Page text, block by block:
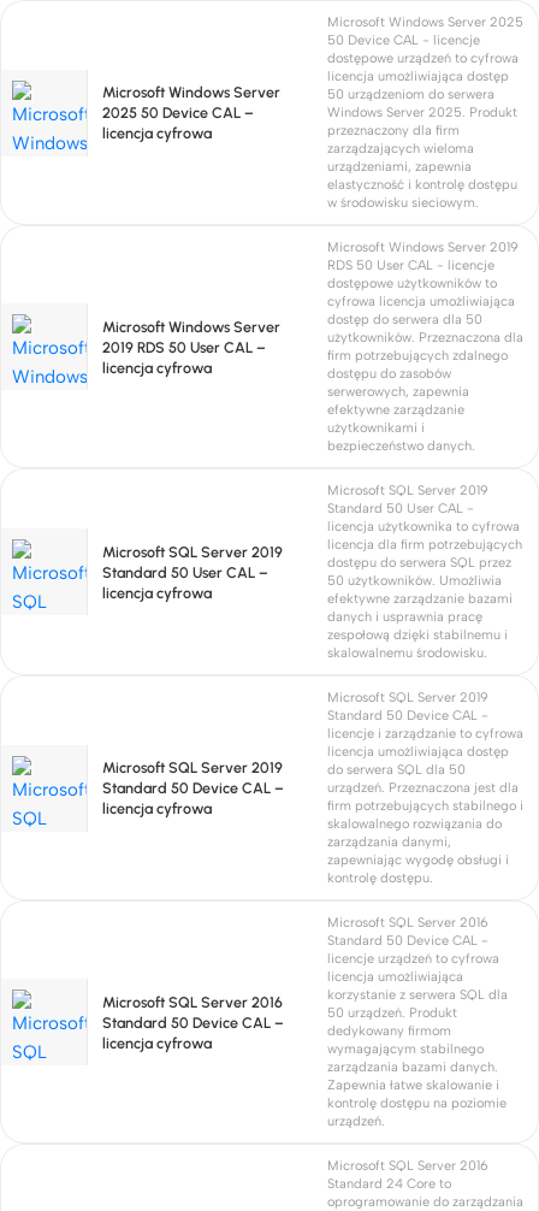
Microsoft Windows Server
2025 50 Device CAL –
licencja cyfrowa
Microsoft Windows Server 2025
50 Device CAL - licencje
dostępowe urządzeń to cyfrowa
licencja umożliwiająca dostęp
50 urządzeniom do serwera
Windows Server 2025. Produkt
przeznaczony dla firm
zarządzających wieloma
urządzeniami, zapewnia
elastyczność i kontrolę dostępu
w środowisku sieciowym.
Microsoft Windows Server
2019 RDS 50 User CAL –
licencja cyfrowa
Microsoft Windows Server 2019
RDS 50 User CAL - licencje
dostępowe użytkowników to
cyfrowa licencja umożliwiająca
dostęp do serwera dla 50
użytkowników. Przeznaczona dla
firm potrzebujących zdalnego
dostępu do zasobów
serwerowych, zapewnia
efektywne zarządzanie
użytkownikami i
bezpieczeństwo danych.
Microsoft SQL Server 2019
Standard 50 User CAL –
licencja cyfrowa
Microsoft SQL Server 2019
Standard 50 User CAL -
licencja użytkownika to cyfrowa
licencja dla firm potrzebujących
dostępu do serwera SQL przez
50 użytkowników. Umożliwia
efektywne zarządzanie bazami
danych i usprawnia pracę
zespołową dzięki stabilnemu i
skalowalnemu środowisku.
Microsoft SQL Server 2019
Standard 50 Device CAL –
licencja cyfrowa
Microsoft SQL Server 2019
Standard 50 Device CAL -
licencje i zarządzanie to cyfrowa
licencja umożliwiająca dostęp
do serwera SQL dla 50
urządzeń. Przeznaczona jest dla
firm potrzebujących stabilnego i
skalowalnego rozwiązania do
zarządzania danymi,
zapewniając wygodę obsługi i
kontrolę dostępu.
Microsoft SQL Server 2016
Standard 50 Device CAL –
licencja cyfrowa
Microsoft SQL Server 2016
Standard 50 Device CAL -
licencje urządzeń to cyfrowa
licencja umożliwiająca
korzystanie z serwera SQL dla
50 urządzeń. Produkt
dedykowany firmom
wymagającym stabilnego
zarządzania bazami danych.
Zapewnia łatwe skalowanie i
kontrolę dostępu na poziomie
urządzeń.
Microsoft SQL Server 2016
Standard 24 Core to
oprogramowanie do zarządzania